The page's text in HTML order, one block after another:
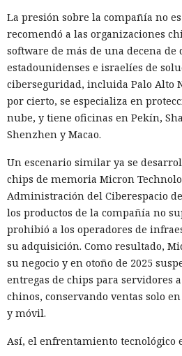
La presión sobre la compañía no
recomendó a las organizaciones
software de más de una decena de
estadounidenses e israelíes de
ciberseguridad, incluida Palo Alto
por cierto, se especializa en
nube, y tiene oficinas en Pekín,
Shenzhen y Macao.
Un escenario similar ya se
chips de memoria Micron
Administración del Ciberespacio
los productos de la compañía no
prohibió a los operadores de
su adquisición. Como resultado,
su negocio y en otoño de 2025
entregas de chips para servidores
chinos, conservando ventas solo
y móvil.
Así, el enfrentamiento tecnológico